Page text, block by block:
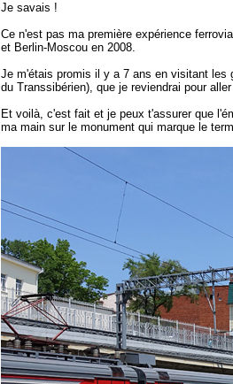
Je savais !
Ce n'est pas ma première expérience
et Berlin-Moscou en 2008.
Je m'étais promis il y a 7 ans en visitant les
du Transsibérien), que je reviendrai pour
Et voilà, c'est fait et je peux t'assurer que
ma main sur le monument qui marque le